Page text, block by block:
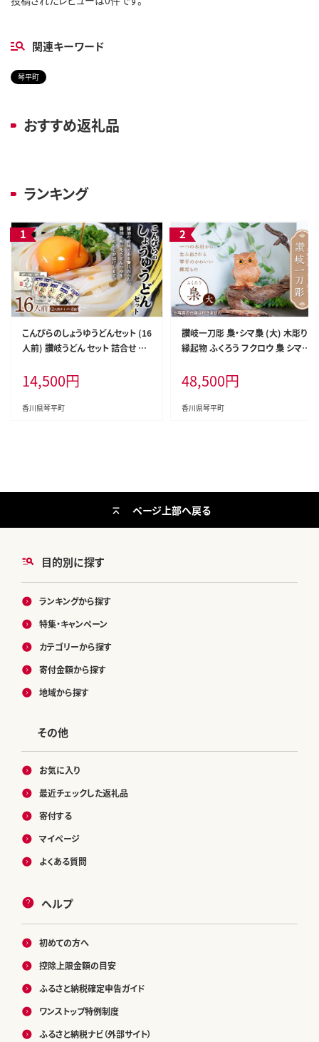
関連キーワード
琴平町
おすすめ返礼品
ランキング
こんぴらのしょうゆうどんセット (16
人前) 讃岐うどん セット 詰合せ 半
き しょうゆ つゆ 麺 うどんつゆ 食品
名産品 グルメ 四国 F5J-348
14,500円
香川県琴平町
讃岐一刀彫 梟・シマ梟 (大) 木彫り
縁起物 ふくろう フクロウ 梟 シマ梟
贈り物 名産 四国 F5J-455
48,500円
香川県琴平町
目的別に探す
ランキングから探す
特集・キャンペーン
カテゴリーから探す
寄付金額から探す
地域から探す
その他
お気に入り
最近チェックした返礼品
寄付する
マイページ
よくある質問
ヘルプ
初めての方へ
控除上限金額の目安
ふるさと納税確定申告ガイド
ワンストップ特例制度
ふるさと納税ナビ（外部サイト）
ページ上部へ戻る